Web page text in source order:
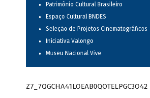
Patrimônio Cultural Brasileiro
Espaço Cultural BNDES
Seleção de Projetos Cinematográficos
Iniciativa Valongo
Museu Nacional Vive
Z7_7QGCHA41LOEAB0QOTELPGC3O42